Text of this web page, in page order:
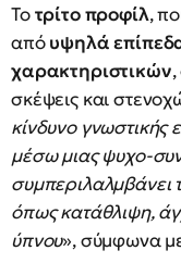
Τοτρίτο προφίλ,
απόυψηλά
χαρακτηριστικών
σκέψεις και
κίνδυνο γνωστικής
μέσω μιας ψυχο-
όπως κατάθλιψη,
ύπνου», σύμφωνα